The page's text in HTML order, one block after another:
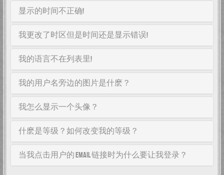
显示的时间不正确!
我更改了时区但是时间还是显示错误!
我的语言不在列表里!
我的用户名旁边的图片是什麽？
我怎么显示一个头像？
什麽是等级？如何改变我的等级？
当我点击用户的 email 链接时为什么要让我登录？